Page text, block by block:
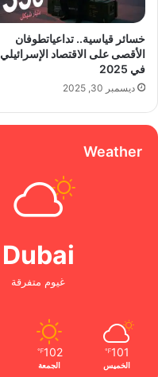
خسائر قياسية.. تداعياتطوفان
الأقصى على الاقتصاد الإسرائيلي
في 2025
ديسمبر 30, 2025
Weather
Dubai
غيوم متفرقة
101
℉
الخميس
102
℉
الجمعة